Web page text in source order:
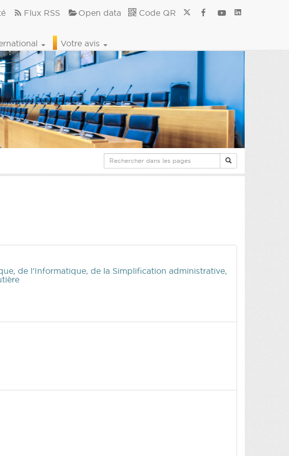
Flux RSS Open data Code QR
Votre avis
de l'Informatique, de la Simplification administrative,